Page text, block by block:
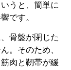
うと、簡単に
です。
骨盤が閉じた
。そのため、
肉と靭帯が緩